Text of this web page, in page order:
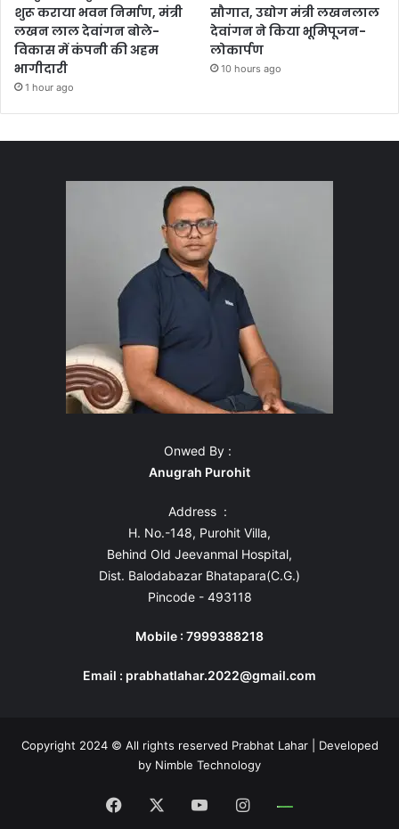
शुरू कराया भवन निर्माण, मंत्री
लखन लाल देवांगन बोले-
विकास में कंपनी की अहम
भागीदारी
1 hour ago
सौगात, उद्योग मंत्री लखनलाल
देवांगन ने किया भूमिपूजन-
लोकार्पण
10 hours ago
Onwed By :
Anugrah Purohit
Address :
H. No.-148, Purohit Villa,
Behind Old Jeevanmal Hospital,
Dist. Balodabazar Bhatapara(C.G.)
Pincode - 493118
Mobile : 7999388218
Email : prabhatlahar.2022@gmail.com
Copyright 2024 © All rights reserved Prabhat Lahar | Developed
by Nimble Technology
Facebook YouTubeInstagram